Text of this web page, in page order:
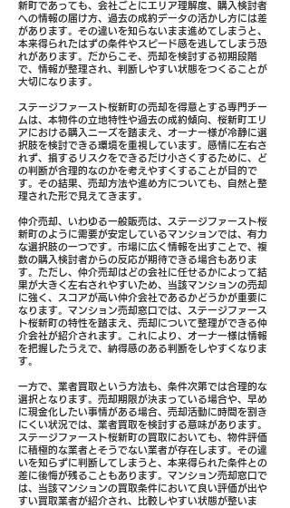
新町であっても、会社ごとにエリア理解度、購入検討者
への情報の届け方、過去の成約データの活かし方には差
があります。その違いを知らないまま進めてしまうと、
本来得られたはずの条件やスピード感を逃してしまう恐
れがあります。だからこそ、売却を検討する初期段階
で、情報が整理され、判断しやすい状態をつくることが
大切になります。
ステージファースト桜新町の売却を得意とする専門チー
ムは、本物件の立地特性や過去の成約傾向、桜新町エリ
アにおける購入ニーズを踏まえ、オーナー様が冷静に選
択肢を検討できる環境を重視しています。感情に左右さ
れず、損するリスクをできるだけ小さくするために、ど
の判断が合理的なのかを考えやすくすることが目的で
す。その結果、売却方法や進め方についても、自然と整
理された形で見えてきます。
仲介売却、いわゆる一般販売は、ステージファースト桜
新町のように需要が安定しているマンションでは、有力
な選択肢の一つです。市場に広く情報を出すことで、複
数の購入検討者からの反応が期待できる場合もありま
す。ただし、仲介売却はどの会社に任せるかによって結
果が大きく左右されやすいため、当該マンションの売却
に強く、スコアが高い仲介会社であるかどうかが重要に
なります。マンション売却窓口では、ステージファース
ト桜新町の特性を踏まえ、売却について整理ができる仲
介会社が紹介されます。これにより、オーナー様は情報
を把握したうえで、納得感のある判断をしやすくなりま
す。
一方で、業者買取という方法も、条件次第では合理的な
選択となります。売却期限が決まっている場合や、早め
に現金化したい事情がある場合、売却活動に時間を割き
にくい状況では、業者買取を検討する意味があります。
ステージファースト桜新町の買取においても、物件評価
に積極的な業者とそうでない業者が存在します。その違
いを知らずに判断してしまうと、本来得られた条件との
差に後悔が残ることもあります。マンション売却窓口で
は、当該マンションの買取条件において良い評価が出や
すい買取業者が紹介され、比較しやすい状態が整いま